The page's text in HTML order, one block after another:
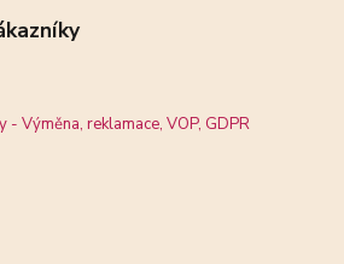
- Výměna, reklamace, VOP, GDPR